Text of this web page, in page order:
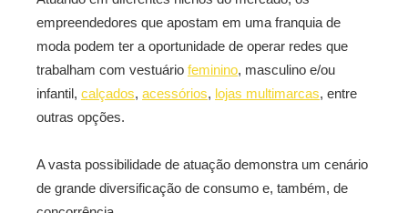
empreendedores que apostam em uma franquia de
moda podem ter a oportunidade de operar redes que
trabalham com vestuário feminino, masculino e/ou
infantil, calçados, acessórios, lojas multimarcas, entre
outras opções.
A vasta possibilidade de atuação demonstra um cenário
de grande diversificação de consumo e, também, de